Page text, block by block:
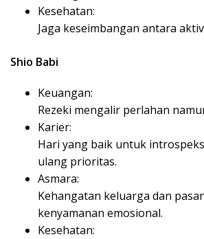
Kesehatan:
Jaga keseimbangan antara
Shio Babi
Keuangan:
Rezeki mengalir perlahan
Karier:
Hari yang baik untuk
ulang prioritas.
Asmara:
Kehangatan keluarga dan
kenyamanan emosional.
Kesehatan: